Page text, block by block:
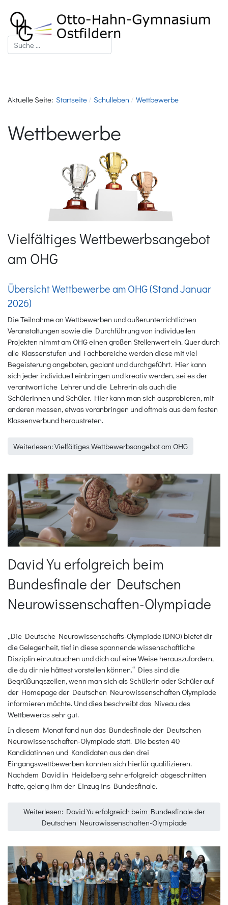
Suchen
Aktuelle Seite: Startseite Schulleben Wettbewerbe
Wettbewerbe
Vielfältiges Wettbewerbsangebot
am OHG
Übersicht Wettbewerbe am OHG (Stand Januar
2026)
Die Teilnahme an Wettbewerben und außerunterrichtlichen
Veranstaltungen sowie die Durchführung von individuellen
Projekten nimmt am OHG einen großen Stellenwert ein. Quer durch
alle Klassenstufen und Fachbereiche werden diese mit viel
Begeisterung angeboten, geplant und durchgeführt. Hier kann
sich jeder individuell einbringen und kreativ werden, sei es der
verantwortliche Lehrer und die Lehrerin als auch die
Schülerinnen und Schüler. Hier kann man sich ausprobieren, mit
anderen messen, etwas voranbringen und oftmals aus dem festen
Klassenverbund heraustreten.
Weiterlesen: Vielfältiges Wettbewerbsangebot am OHG
David Yu erfolgreich beim
Bundesfinale der Deutschen
Neurowissenschaften-Olympiade
„Die Deutsche Neurowissenschafts-Olympiade (DNO) bietet dir
die Gelegenheit, tief in diese spannende wissenschaftliche
Disziplin einzutauchen und dich auf eine Weise herauszufordern,
die du dir nie hättest vorstellen können.“ Dies sind die
Begrüßungszeilen, wenn man sich als Schülerin oder Schüler auf
der Homepage der Deutschen Neurowissenschaften Olympiade
informieren möchte. Und dies beschreibt das Niveau des
Wettbewerbs sehr gut.
In diesem Monat fand nun das Bundesfinale der Deutschen
Neurowissenschaften-Olympiade statt. Die besten 40
Kandidatinnen und Kandidaten aus den drei
Eingangswettbewerben konnten sich hierfür qualifizieren.
Nachdem David in Heidelberg sehr erfolgreich abgeschnitten
hatte, gelang ihm der Einzug ins Bundesfinale.
Weiterlesen: David Yu erfolgreich beim Bundesfinale der
Deutschen Neurowissenschaften-Olympiade